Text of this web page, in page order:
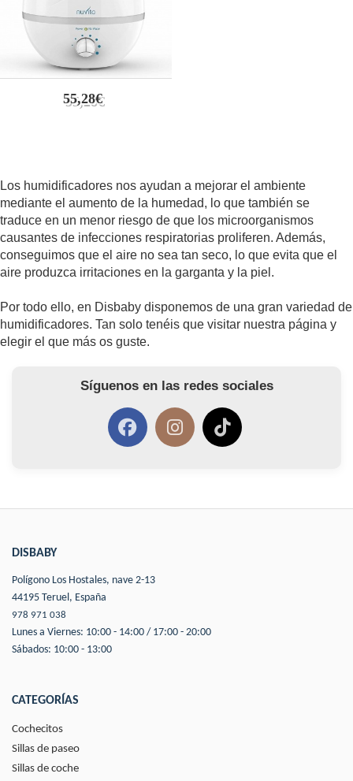
55,28€
Los humidificadores nos ayudan a mejorar el ambiente
mediante el aumento de la humedad, lo que también se
traduce en un menor riesgo de que los microorganismos
causantes de infecciones respiratorias proliferen. Además,
conseguimos que el aire no sea tan seco, lo que evita que el
aire produzca irritaciones en la garganta y la piel.
Por todo ello, en Disbaby disponemos de una gran variedad de
humidificadores. Tan solo tenéis que visitar nuestra página y
elegir el que más os guste.
Síguenos en las redes sociales
DISBABY
Polígono Los Hostales, nave 2-13
44195 Teruel, España
978 971 038
Lunes a Viernes: 10:00 - 14:00 / 17:00 - 20:00
Sábados: 10:00 - 13:00
CATEGORÍAS
Cochecitos
Sillas de paseo
Sillas de coche